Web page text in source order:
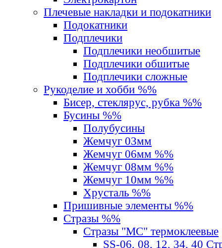
Плечевые накладки и подокатники
Подокатники
Подплечики
Подплечики необшитые
Подплечики обшитые
Подплечики сложные
Рукоделие и хобби %%
Бисер, стеклярус, рубка %%
Бусины %%
Полубусины
Жемчуг 03мм
Жемчуг 06мм %%
Жемчуг 08мм %%
Жемчуг 10мм %%
Хрусталь %%
Пришивные элементы %%
Стразы %%
Стразы "MС" термоклеевые
SS-06, 08, 12, 34, 40